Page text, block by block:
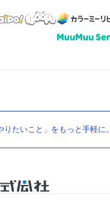
りたいこと」をもっと手軽に